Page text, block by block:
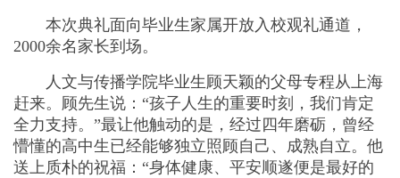
本次典礼面向毕业生家属开放入校观礼通道，
2000余名家长到场。
人文与传播学院毕业生顾天颖的父母专程从上海
赶来。顾先生说：“孩子人生的重要时刻，我们肯定
全力支持。”最让他触动的是，经过四年磨砺，曾经
懵懂的高中生已经能够独立照顾自己、成熟自立。他
送上质朴的祝福：“身体健康、平安顺遂便是最好的